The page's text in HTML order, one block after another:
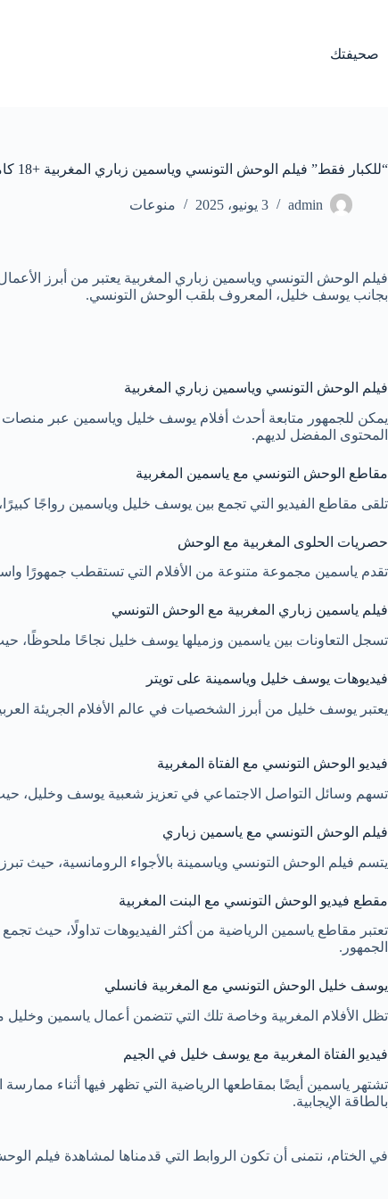
صحيفتك
“للكبار فقط” فيلم الوحش التونسي وياسمين زباري المغربية +18 كامل
admin 3 يونيو، 2025 منوعات
فيلم الوحش التونسي وياسمين زباري المغربية يعتبر من أبرز
بجانب يوسف خليل، المعروف بلقب الوحش التونسي.
فيلم الوحش التونسي وياسمين زباري المغربية
يمكن للجمهور متابعة أحدث أفلام يوسف خليل وياسمين عبر منصات
المحتوى المفضل لديهم.
مقاطع الوحش التونسي مع ياسمين المغربية
تلقى مقاطع الفيديو التي تجمع بين يوسف خليل وياسمين رواجًا
حصريات الحلوى المغربية مع الوحش
تقدم ياسمين مجموعة متنوعة من الأفلام التي تستقطب جمهورًا واسعًا،
فيلم ياسمين زباري المغربية مع الوحش التونسي
تسجل التعاونات بين ياسمين وزميلها يوسف خليل نجاحًا ملحوظًا،
فيديوهات يوسف خليل وياسمينة على تويتر
يعتبر يوسف خليل من أبرز الشخصيات في عالم الأفلام الجريئة
فيديو الوحش التونسي مع الفتاة المغربية
تسهم وسائل التواصل الاجتماعي في تعزيز شعبية يوسف وخليل،
فيلم الوحش التونسي مع ياسمين زباري
يتسم فيلم الوحش التونسي وياسمينة بالأجواء الرومانسية، حيث
مقطع فيديو الوحش التونسي مع البنت المغربية
تعتبر مقاطع ياسمين الرياضية من أكثر الفيديوهات تداولًا، حيث
الجمهور.
يوسف خليل الوحش التونسي مع المغربية فانسلي
تظل الأفلام المغربية وخاصة تلك التي تتضمن أعمال ياسمين وخليل
فيديو الفتاة المغربية مع يوسف خليل في الجيم
تشتهر ياسمين أيضًا بمقاطعها الرياضية التي تظهر فيها أثناء
بالطاقة الإيجابية.
في الختام، نتمنى أن تكون الروابط التي قدمناها لمشاهدة فيلم